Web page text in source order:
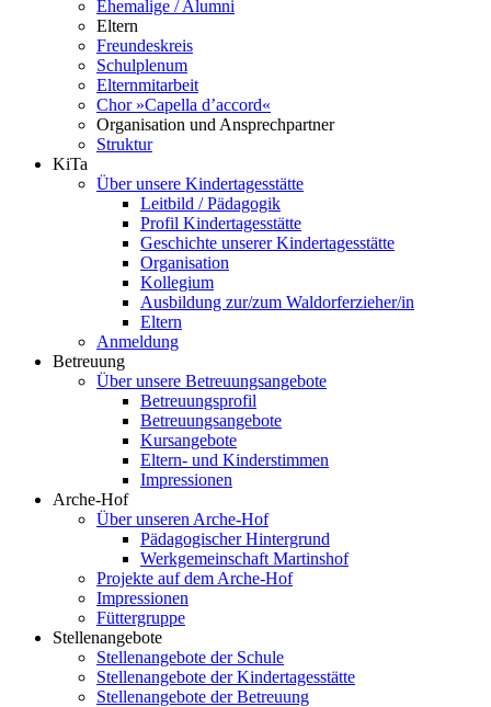
Ehemalige / Alumni
Eltern
Freundeskreis
Schulplenum
Elternmitarbeit
Chor »Capella d’accord«
Organisation und Ansprechpartner
Struktur
KiTa
Über unsere Kindertagesstätte
Leitbild / Pädagogik
Profil Kindertagesstätte
Geschichte unserer Kindertagesstätte
Organisation
Kollegium
Ausbildung zur/zum Waldorferzieher/in
Eltern
Anmeldung
Betreuung
Über unsere Betreuungsangebote
Betreuungsprofil
Betreuungsangebote
Kursangebote
Eltern- und Kinderstimmen
Impressionen
Arche-Hof
Über unseren Arche-Hof
Pädagogischer Hintergrund
Werkgemeinschaft Martinshof
Projekte auf dem Arche-Hof
Impressionen
Füttergruppe
Stellenangebote
Stellenangebote der Schule
Stellenangebote der Kindertagesstätte
Stellenangebote der Betreuung